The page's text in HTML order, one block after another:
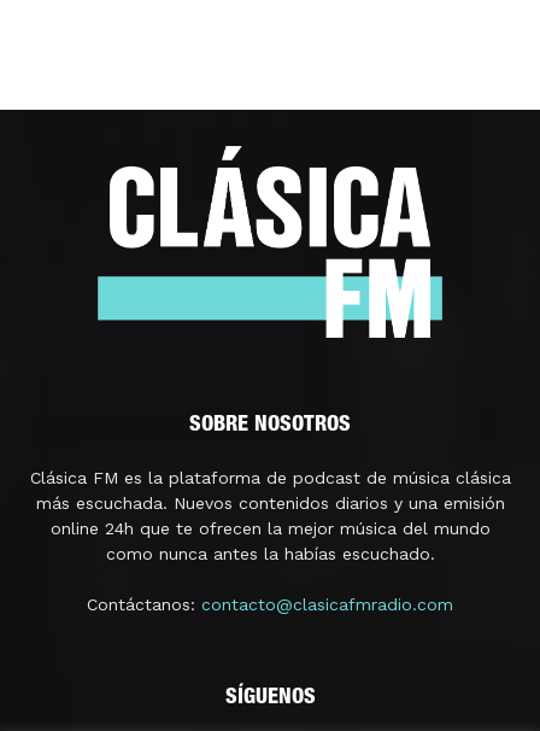
SOBRE NOSOTROS
Clásica FM es la plataforma de podcast de música clásica
más escuchada. Nuevos contenidos diarios y una emisión
online 24h que te ofrecen la mejor música del mundo
como nunca antes la habías escuchado.
Contáctanos: contacto@clasicafmradio.com
SÍGUENOS